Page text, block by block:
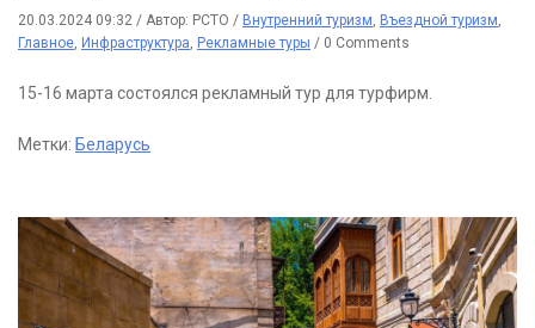
20.03.2024 09:32 / Автор: РСТО / Внутренний туризм Въездной туризм
Главное Инфраструктура Рекламные туры / 0 Comments
15-16 марта состоялся рекламный тур для турфирм.
Метки: Беларусь